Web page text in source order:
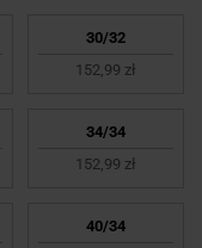
30/32
152,99 zł
34/34
152,99 zł
40/34